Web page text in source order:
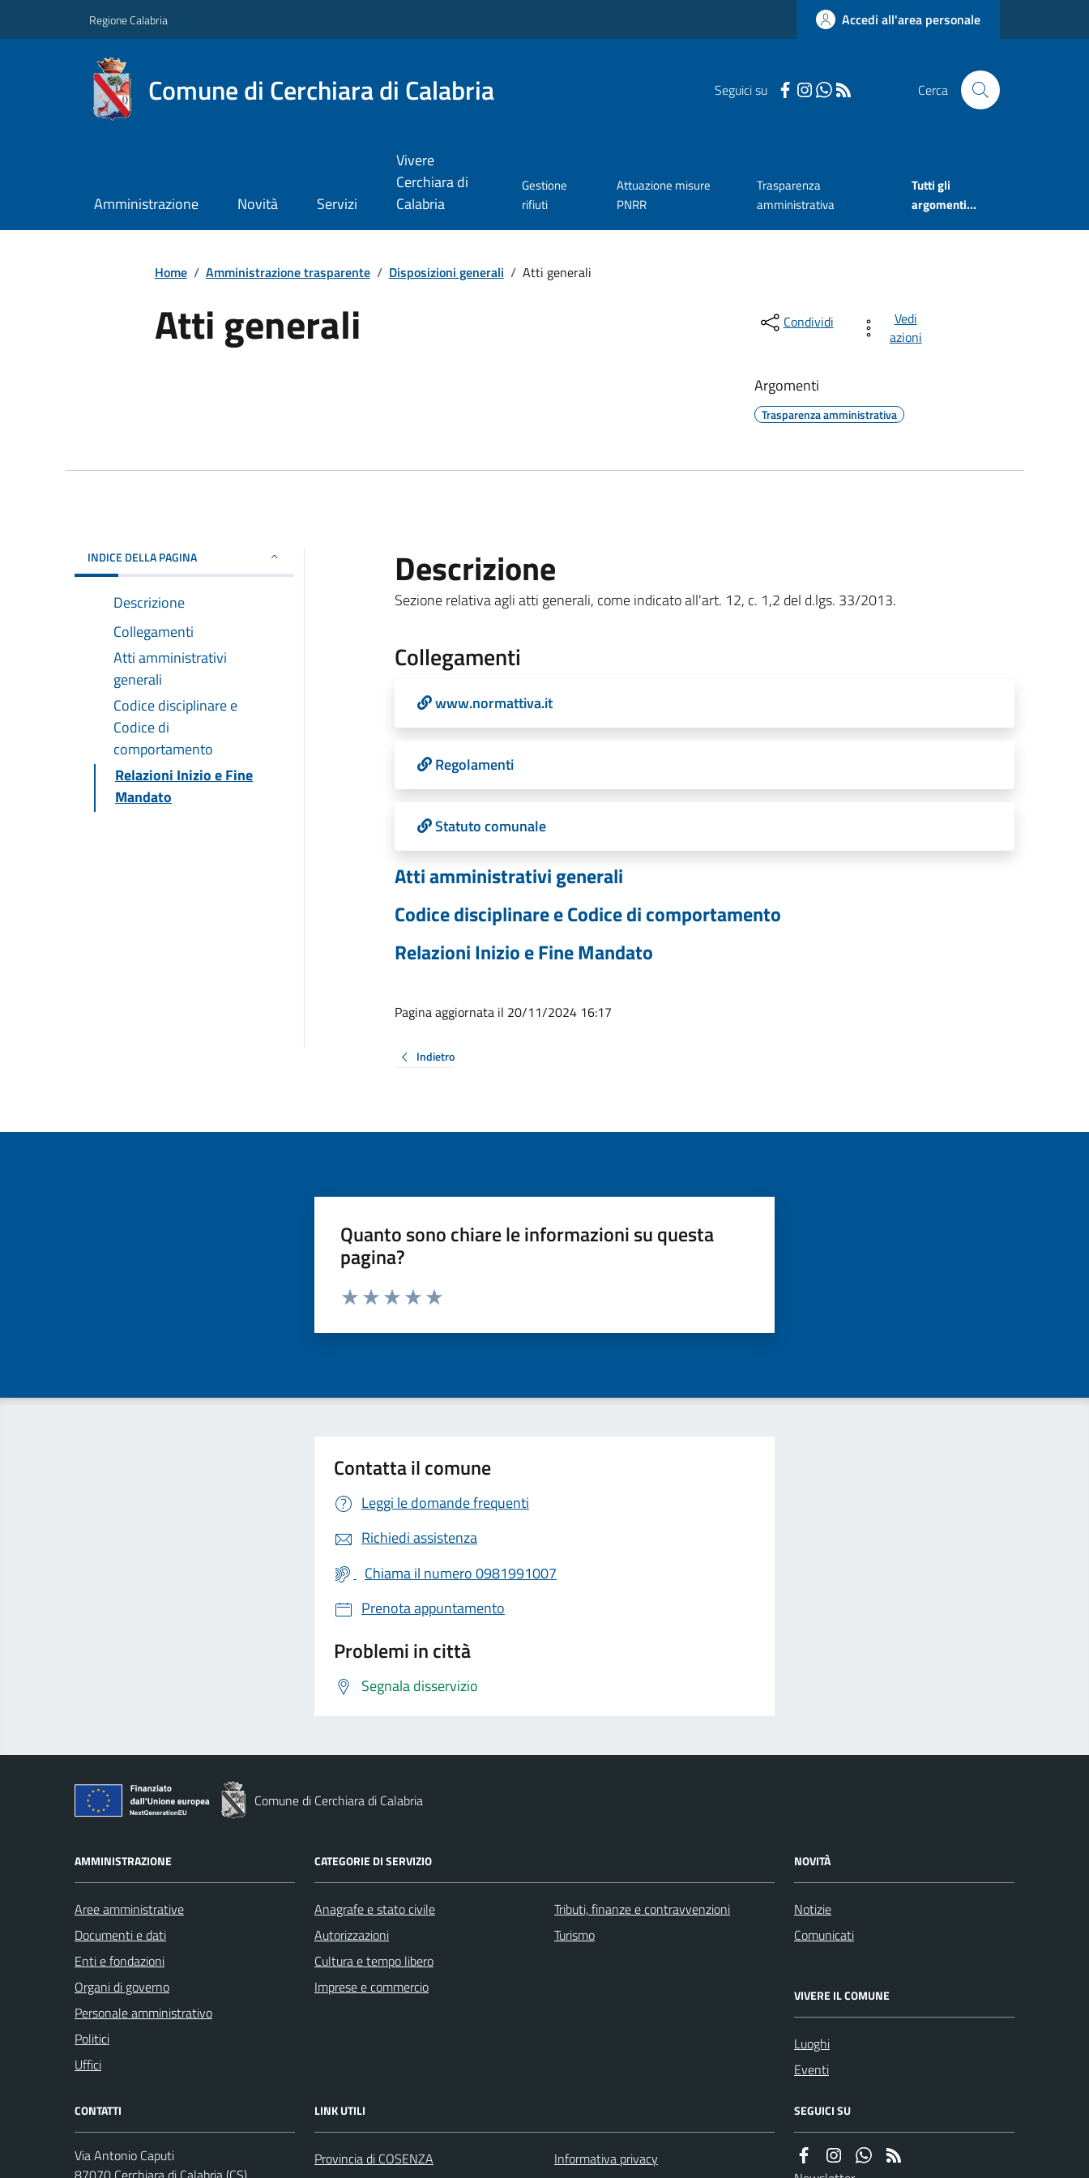
Regione Calabria Accedi all'area personale
Comune di Cerchiara di Calabria Seguici su Cerca
Amministrazione Novità Servizi
Vivere
Cerchiara di
Calabria
Gestione
rifiuti
Attuazione misure
PNRR
Trasparenza
amministrativa
Tutti gli
argomenti...
Home / Amministrazione trasparente / Disposizioni generali / Atti generali
Atti generali Condividi
Vedi
azioni
Argomenti
Trasparenza amministrativa
INDICE DELLA PAGINA
Descrizione
Collegamenti
Atti amministrativi
generali
Codice disciplinare e
Codice di
comportamento
Relazioni Inizio e Fine
Mandato
Descrizione
Sezione relativa agli atti generali, come indicato all'art. 12, c. 1,2 del d.lgs. 33/2013.
Collegamenti
www.normattiva.it
Regolamenti
Statuto comunale
Atti amministrativi generali
Codice disciplinare e Codice di comportamento
Relazioni Inizio e Fine Mandato
Pagina aggiornata il 20/11/2024 16:17
Indietro
Quanto sono chiare le informazioni su questa
pagina?
Valuta da 1 a 5 stelle la pagina
Contatta il comune
Leggi le domande frequenti
Richiedi assistenza
Chiama il numero 0981991007
Prenota appuntamento
Problemi in città
Segnala disservizio
Comune di Cerchiara di Calabria
AMMINISTRAZIONE
Aree amministrative
Documenti e dati
Enti e fondazioni
Organi di governo
Personale amministrativo
Politici
Uffici
CATEGORIE DI SERVIZIO
Anagrafe e stato civile
Autorizzazioni
Cultura e tempo libero
Imprese e commercio
Tributi, finanze e contravvenzioni
Turismo
NOVITÀ
Notizie
Comunicati
VIVERE IL COMUNE
Luoghi
Eventi
CONTATTI
Via Antonio Caputi
LINK UTILI
Provincia di COSENZA
Informativa privacy
SEGUICI SU